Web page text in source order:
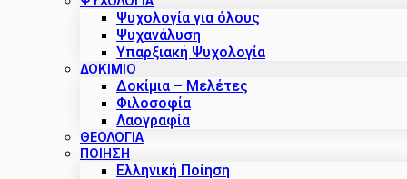
Ψυχολογία για όλους
Ψυχανάλυση
Υπαρξιακή Ψυχολογία
ΔΟΚΊΜΙΟ
Δοκίμια – Μελέτες
Φιλοσοφία
Λαογραφία
ΘΕΟΛΟΓΙΑ
ΠΟΙΗΣΗ
Ελληνική Ποίηση